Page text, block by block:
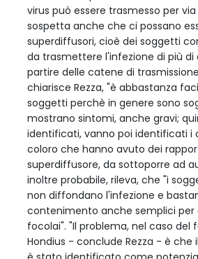
virus può essere trasmesso per
sospetta anche che ci possano
superdiffusori, cioè dei soggetti
da trasmettere l'infezione di più
partire delle catene di
chiarisce Rezza, "è abbastanza
soggetti perchè in genere sono
mostrano sintomi, anche gravi;
identificati, vanno poi identificati i
coloro che hanno avuto dei
superdiffusore, da sottoporre ad
inoltre probabile, rileva, che "i
non diffondano l'infezione e
contenimento anche semplici per
focolai". "Il problema, nel caso del
Hondius - conclude Rezza - è che